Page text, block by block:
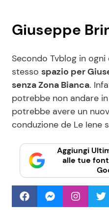
Giuseppe
Secondo Tvblog in
stesso spazio per
senza Zona Bianca.
potrebbe non andare
potrebbe avere un
conduzione de Le Iene
Aggiungi
alle tue